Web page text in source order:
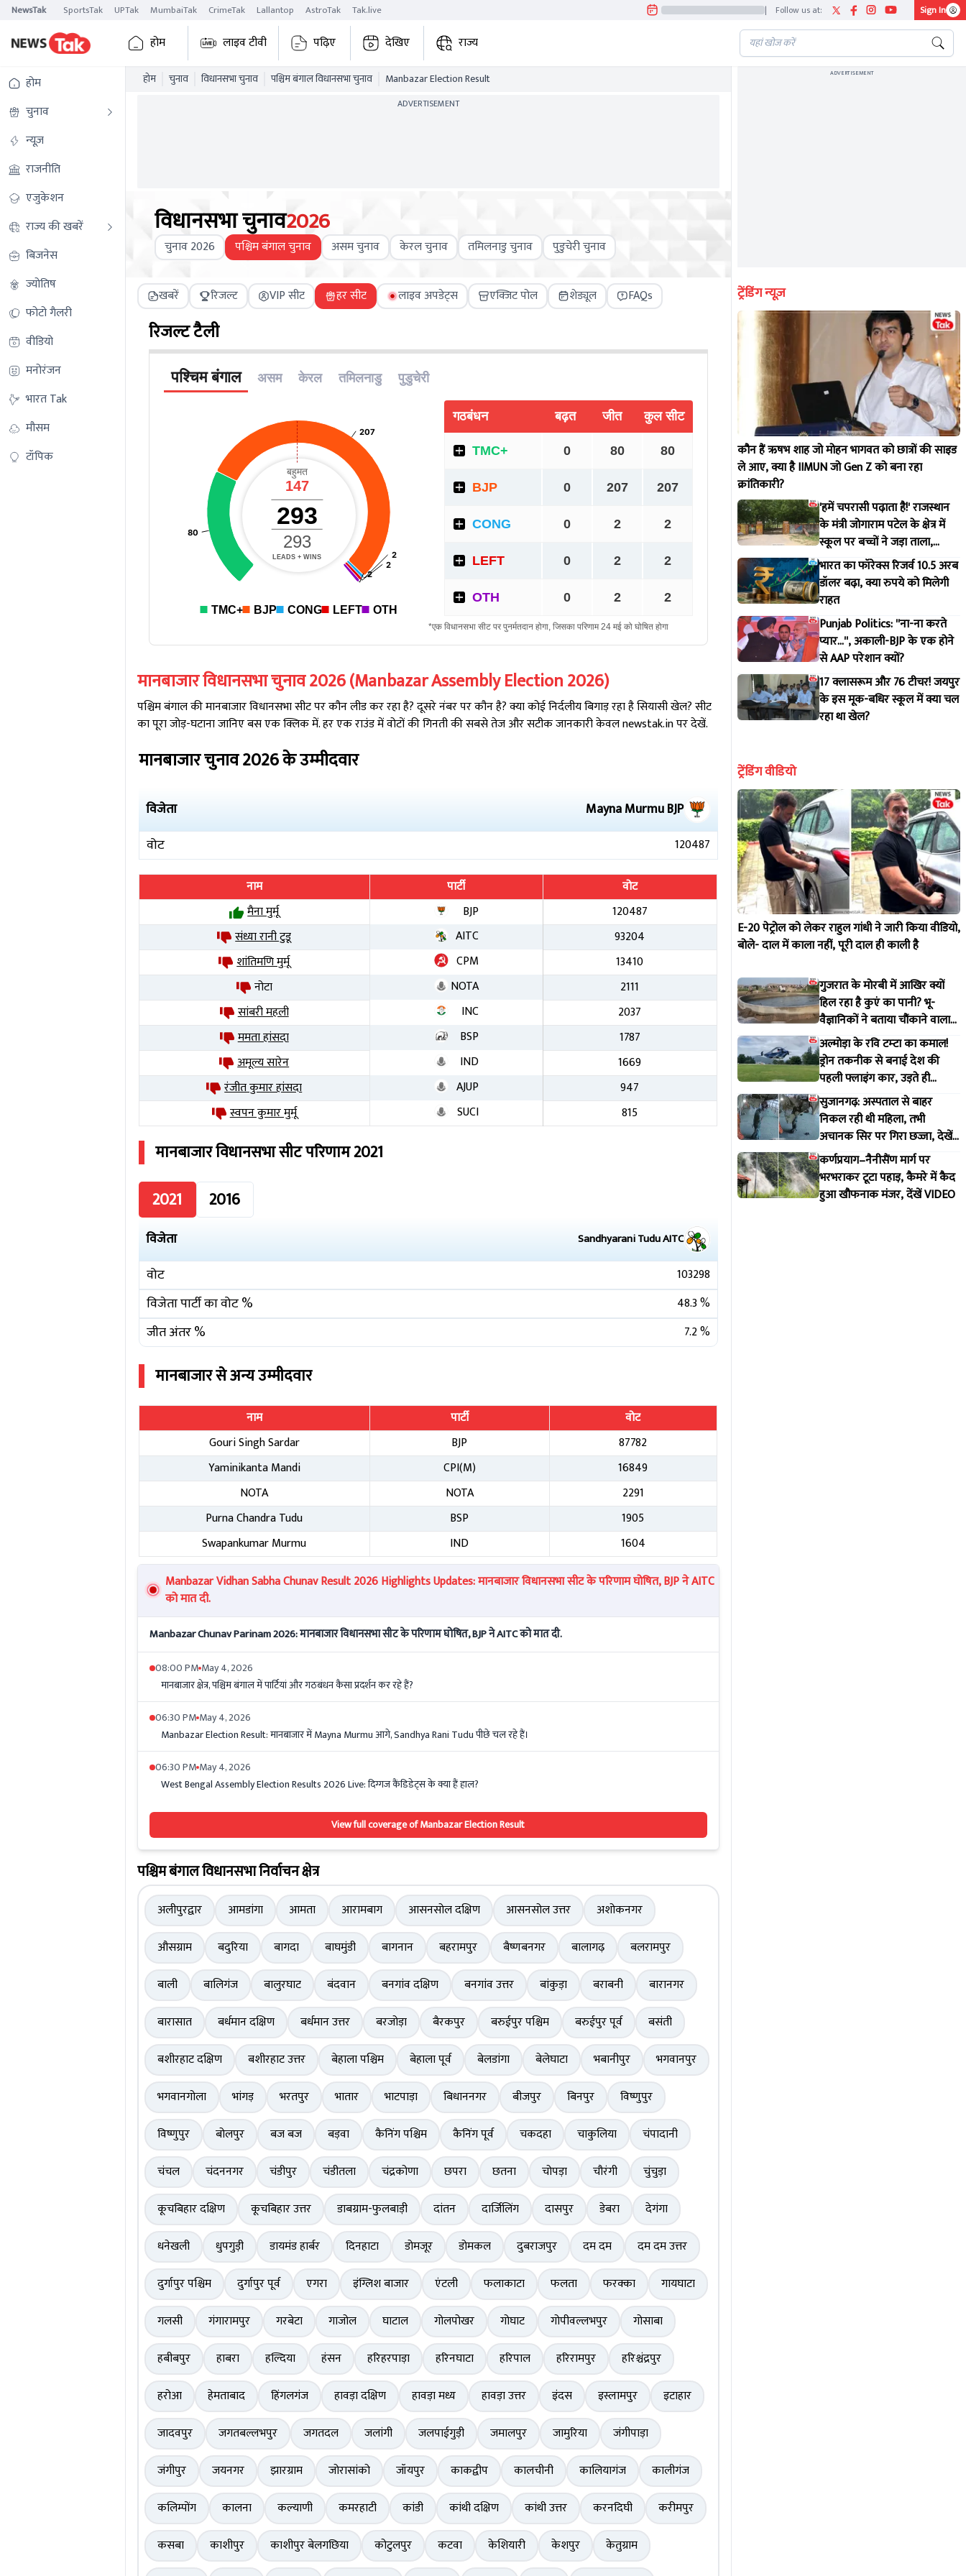
NewsTak SportsTak UPTak MumbaiTak CrimeTak Lallantop AstroTak Tak.live | Follow us at: Sign In
होम लाइव टीवी पढ़िए देखिए राज्य
होम
चुनाव
न्यूज़
राजनीति
एजुकेशन
राज्य की खबरें
बिजनेस
ज्योतिष
फोटो गैलरी
वीडियो
मनोरंजन
भारत Tak
मौसम
टॉपिक
होम चुनाव विधानसभा चुनाव पश्चिम बंगाल विधानसभा चुनाव Manbazar Election Result
ADVERTISEMENT
विधानसभा चुनाव2026
चुनाव 2026 पश्चिम बंगाल चुनाव असम चुनाव केरल चुनाव तमिलनाडु चुनाव पुडुचेरी चुनाव
खबरें रिजल्ट VIP सीट हर सीट लाइव अपडेट्स एक्जिट पोल शेड्यूल FAQs
रिजल्ट टैली
मानबाजारविधानसभा चुनाव2026(ManbazarAssembly Election2026)
पश्चिम बंगालकीमानबाजारविधानसभा सीट पर कौन लीड कर रहा है? दूसरे नंबर पर कौन है? क्या कोई निर्दलीय बिगाड़ रहा है सियासी खेल? सीट
का पूरा जोड़-घटाना जानिए बस एक क्लिक में. हर एक राउंड में वोटों की गिनती की सबसे तेज और सटीक जानकारी केवल newstak.in पर देखें.
मानबाजारचुनाव2026के उम्मीदवार
विजेता Mayna MurmuBJP
वोट
120487
नाम पार्टी
वोट
मैना मुर्मू
BJP
120487
संध्या रानी टुडू
AITC
93204
शांतिमणि मुर्मू
CPM
13410
नोटा
NOTA
2111
सांबरी महली
INC
2037
ममता हांसदा
BSP
1787
अमूल्य सारेन
IND
1669
रंजीत कुमार हांसदा
AJUP
947
स्वपन कुमार मुर्मू
SUCI 815
मानबाजारविधानसभा सीट परिणाम2021
2021
2016
विजेता Sandhyarani TuduAITC
वोट 103298
विजेता पार्टी का वोट % 48.3%
जीत अंतर % 7.2%
मानबाजारसे अन्य उम्मीदवार
नाम पार्टी
वोट
Gouri Singh Sardar
BJP
87782
Yaminikanta Mandi
CPI(M)
16849
NOTA
NOTA
2291
Purna Chandra Tudu
BSP
1905
Swapankumar Murmu
IND
1604
Manbazar Vidhan Sabha Chunav Result 2026 Highlights Updates: मानबाजार विधानसभा सीट के परिणाम घोषित, BJP ने AITC
को मात दी.
Manbazar Chunav Parinam 2026: मानबाजार विधानसभा सीट के परिणाम घोषित, BJP ने AITC को मात दी.
08:00 PMMay 4, 2026
मानबाजार क्षेत्र, पश्चिम बंगाल में पार्टियां और गठबंधन कैसा प्रदर्शन कर रहे हैं?
06:30 PMMay 4, 2026
Manbazar Election Result: मानबाजार में Mayna Murmu आगे, Sandhya Rani Tudu पीछे चल रहे हैं।
06:30 PMMay 4, 2026
West Bengal Assembly Election Results 2026 Live: दिग्गज कैंडिडेट्स के क्या हैं हाल?
View full coverage of Manbazar Election Result
पश्चिम बंगाल विधानसभा निर्वाचन क्षेत्र
अलीपुरद्वार आमडांगा आमता आरामबाग आसनसोल दक्षिण आसनसोल उत्तर
अशोकनगर
औसग्राम
बदुरिया बागदा बाघमुंडी बागनान बहरामपुर बैष्णबनगर बालागढ़
बलरामपुर
बाली
बालिगंज बालुरघाट बंदवान बनगांव दक्षिण बनगांव उत्तर बांकुड़ा बराबनी
बारानगर
बारासात
बर्धमान दक्षिण बर्धमान उत्तर बरजोड़ा बैरकपुर बरुईपुर पश्चिम बरुईपुर पूर्व
बसंती
बशीरहाट दक्षिण
बशीरहाट उत्तर बेहाला पश्चिम बेहाला पूर्व बेलडांगा बेलेघाटा भबानीपुर
भगवानपुर
भगवानगोला
भांगड़ भरतपुर भातार भाटपाड़ा बिधाननगर बीजपुर बिनपुर
विष्णुपुर
विष्णुपुर
बोलपुर बज बज बड़वा कैनिंग पश्चिम कैनिंग पूर्व चकदहा चाकुलिया
चंपादानी
चंचल
चंदननगर चंडीपुर चंडीतला चंद्रकोणा छपरा छतना चोपड़ा चौरंगी
चुंचुड़ा
कूचबिहार दक्षिण
कूचबिहार उत्तर डाबग्राम-फुलबाड़ी दांतन दार्जिलिंग दासपुर डेबरा
देगंगा
धनेखली
धुपगुड़ी डायमंड हार्बर दिनहाटा डोमजूर डोमकल दुबराजपुर दम दम
दम दम उत्तर
दुर्गापुर पश्चिम
दुर्गापुर पूर्व एगरा इंग्लिश बाजार एंटली फलाकाटा फलता फरक्का
गायघाटा
गलसी
गंगारामपुर गरबेटा गाजोल घाटाल गोलपोखर गोघाट गोपीवल्लभपुर
गोसाबा
हबीबपुर
हाबरा हल्दिया हंसन हरिहरपाड़ा हरिनघाटा हरिपाल हरिरामपुर
हरिश्चंद्रपुर
हरोआ
हेमताबाद हिंगलगंज हावड़ा दक्षिण हावड़ा मध्य हावड़ा उत्तर इंदस इस्लामपुर
इटाहार
जादवपुर
जगतबल्लभपुर जगतदल जलांगी जलपाईगुड़ी जमालपुर जामुरिया
जंगीपाड़ा
जंगीपुर
जयनगर झारग्राम जोरासांको जॉयपुर काकद्वीप कालचीनी कालियागंज
कालीगंज
कलिम्पोंग
कालना कल्याणी कमरहाटी कांडी कांथी दक्षिण कांथी उत्तर करनदिघी
करीमपुर
कसबा
काशीपुर काशीपुर बेलगछिया कोटुलपुर कटवा केशियारी केशपुर
केतुग्राम
ADVERTISEMENT
ट्रेंडिंग न्यूज़
कौन हैं ऋषभ शाह जो मोहन भागवत को छात्रों की साइड
ले आए, क्या है IIMUN जो Gen Z को बना रहा
क्रांतिकारी?
'हमें चपरासी पढ़ाता है!' राजस्थान
के मंत्री जोगाराम पटेल के क्षेत्र में
स्कूल पर बच्चों ने जड़ा ताला,
वीडियो वायरल होते ही जागा विभाग
भारत का फॉरेक्स रिजर्व 10.5 अरब
डॉलर बढ़ा, क्या रुपये को मिलेगी
राहत
Punjab Politics: ''ना-ना करते
प्यार...'', अकाली-BJP के एक होने
से AAP परेशान क्यों?
17 क्लासरूम और 76 टीचर! जयपुर
के इस मूक-बधिर स्कूल में क्या चल
रहा था खेल?
ट्रेंडिंग वीडियो
E-20 पेट्रोल को लेकर राहुल गांधी ने जारी किया वीडियो,
बोले- दाल में काला नहीं, पूरी दाल ही काली है
गुजरात के मोरबी में आखिर क्यों
हिल रहा है कुएं का पानी? भू-
वैज्ञानिकों ने बताया चौंकाने वाला
सच
अल्मोड़ा के रवि टम्टा का कमाल!
ड्रोन तकनीक से बनाई देश की
पहली फ्लाइंग कार, उड़ते ही
वायरल हुआ वीडियो
सुजानगढ़: अस्पताल से बाहर
निकल रही थी महिला, तभी
अचानक सिर पर गिरा छज्जा, देखें
VIDEO
कर्णप्रयाग–नैनीसैंण मार्ग पर
भरभराकर टूटा पहाड़, कैमरे में कैद
हुआ खौफनाक मंजर, देंखें VIDEO